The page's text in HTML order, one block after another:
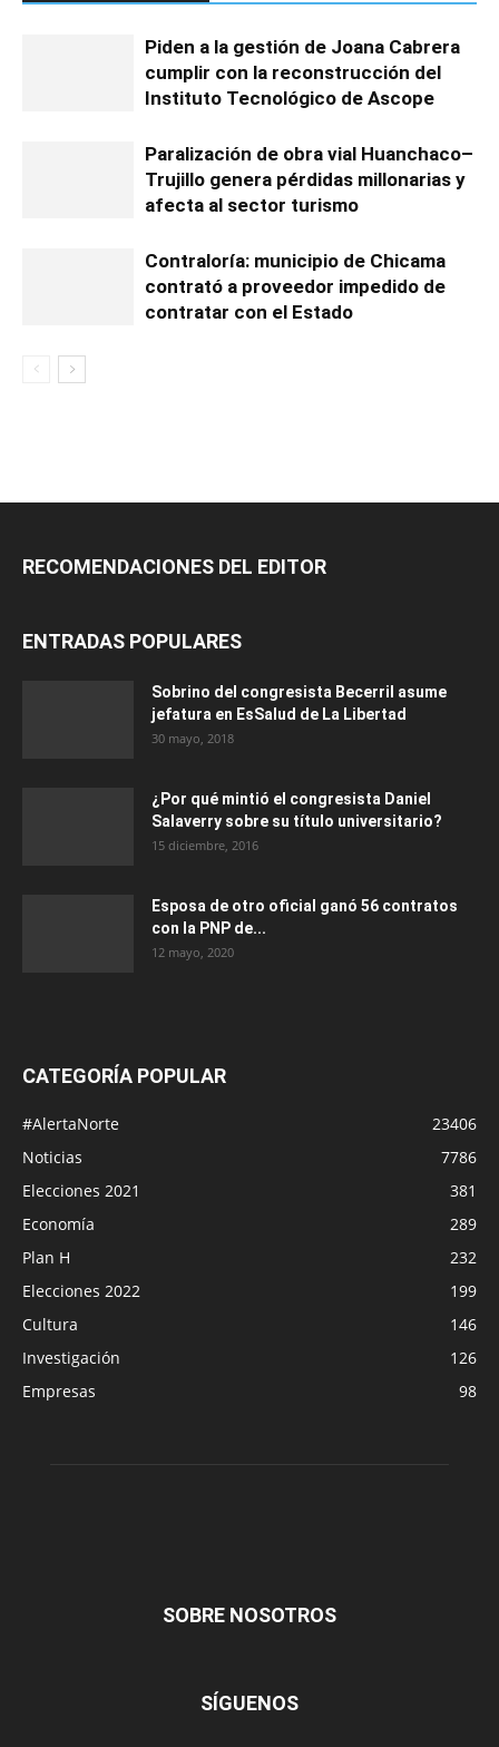
Piden a la gestión de Joana Cabrera
cumplir con la reconstrucción del
Instituto Tecnológico de Ascope
Paralización de obra vial Huanchaco–
Trujillo genera pérdidas millonarias y
afecta al sector turismo
Contraloría: municipio de Chicama
contrató a proveedor impedido de
contratar con el Estado
RECOMENDACIONES DEL EDITOR
ENTRADAS POPULARES
Sobrino del congresista Becerril asume
jefatura en EsSalud de La Libertad
30 mayo, 2018
¿Por qué mintió el congresista Daniel
Salaverry sobre su título universitario?
15 diciembre, 2016
Esposa de otro oficial ganó 56 contratos
con la PNP de...
12 mayo, 2020
CATEGORÍA POPULAR
#AlertaNorte
23406
Noticias
7786
Elecciones 2021
381
Economía
289
Plan H
232
Elecciones 2022
199
Cultura
146
Investigación
126
Empresas
98
SOBRE NOSOTROS
SÍGUENOS